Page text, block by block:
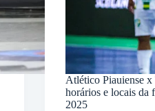
Atlético Piauiense
horários e locais da
2025